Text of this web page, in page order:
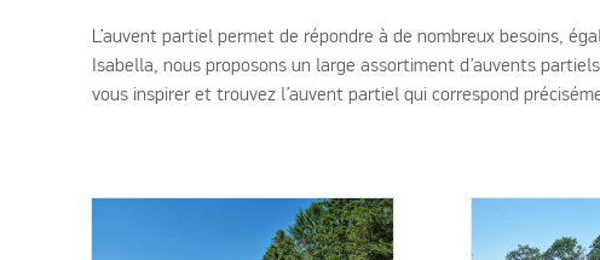
L’auvent partiel permet de répondre à de nombreux besoins,
Isabella, nous proposons un large assortiment d’auvents
vous inspirer et trouvez l’auvent partiel qui correspond